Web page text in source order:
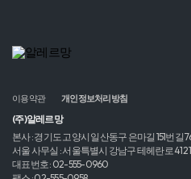
이용약관 개인정보처리방침
(주)알레르망
본사 : 경기도 고양시 일산동구 은마길 151번길
서울 사무실 : 서울특별시 강남구 테헤란로
대표번호 : 02-555-0960